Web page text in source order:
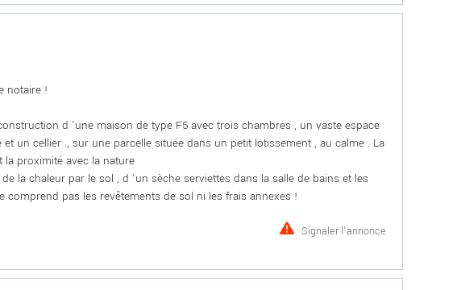
notaire !
d 'une maison de type F5 avec trois chambres , un vaste espace
un cellier ., sur une parcelle située dans un petit lotissement , au calme . La
proximité avec la nature
la chaleur par le sol , d 'un sèche serviettes dans la salle de bains et les
pas les revêtements de sol ni les frais annexes !
Signaler l'annonce